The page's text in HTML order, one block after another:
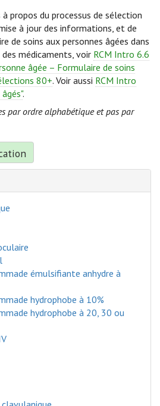
propos du processus de sélection
à jour des informations, et de
de soins aux personnes âgées dans
médicaments, voir RCM Intro 6.6
âgée – Formulaire de soins
80+. Voir aussi RCM Intro
.
par ordre alphabétique et pas par
émulsifiante anhydre à
hydrophobe à 10%
hydrophobe à 20, 30 ou